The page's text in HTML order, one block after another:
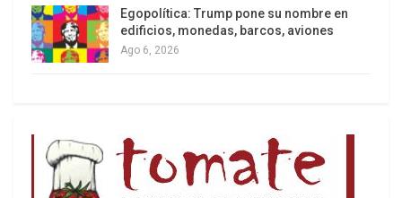
Egopolítica: Trump pone su nombre en
edificios, monedas, barcos, aviones
Ago 6, 2026